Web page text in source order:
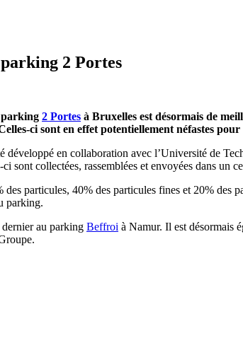
2 Portes
parking 2 Portes à Bruxelles est désormais de
ci sont en effet potentiellement néfastes pour
en collaboration avec l’Université de
sont collectées, rassemblées et envoyées dans un
des particules, 40% des particules fines et 20%
parking.
au parking Beffroi à Namur. Il est désormais